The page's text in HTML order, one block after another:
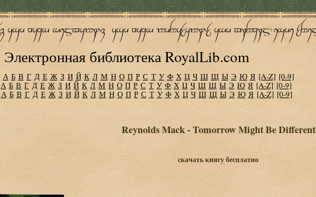
Электронная библиотека RoyalLib.com
А Б В Г Д Е Ж З И Й К Л М Н О П Р С Т У Ф Х Ц Ч Ш Щ Ы Э Ю Я [A-Z] [0-9]
А Б В Г Д Е Ж З И Й К Л М Н О П Р С Т У Ф Х Ц Ч Ш Щ Ы Э Ю Я [A-Z] [0-9]
А Б В Г Д Е Ж З И Й К Л М Н О П Р С Т У Ф Х Ц Ч Ш Щ Ы Э Ю Я [A-Z] [0-9]
Reynolds Mack - Tomorrow Might Be Different
скачать книгу бесплатно